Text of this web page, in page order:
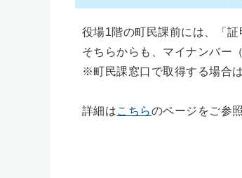
役場1階の町民課前には、「
そちらからも、マイナンバー
※町民課窓口で取得する場合
詳細はこちらのページをご参